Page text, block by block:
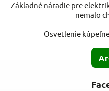
Základné náradie pre
nemalo
Osvetlenie